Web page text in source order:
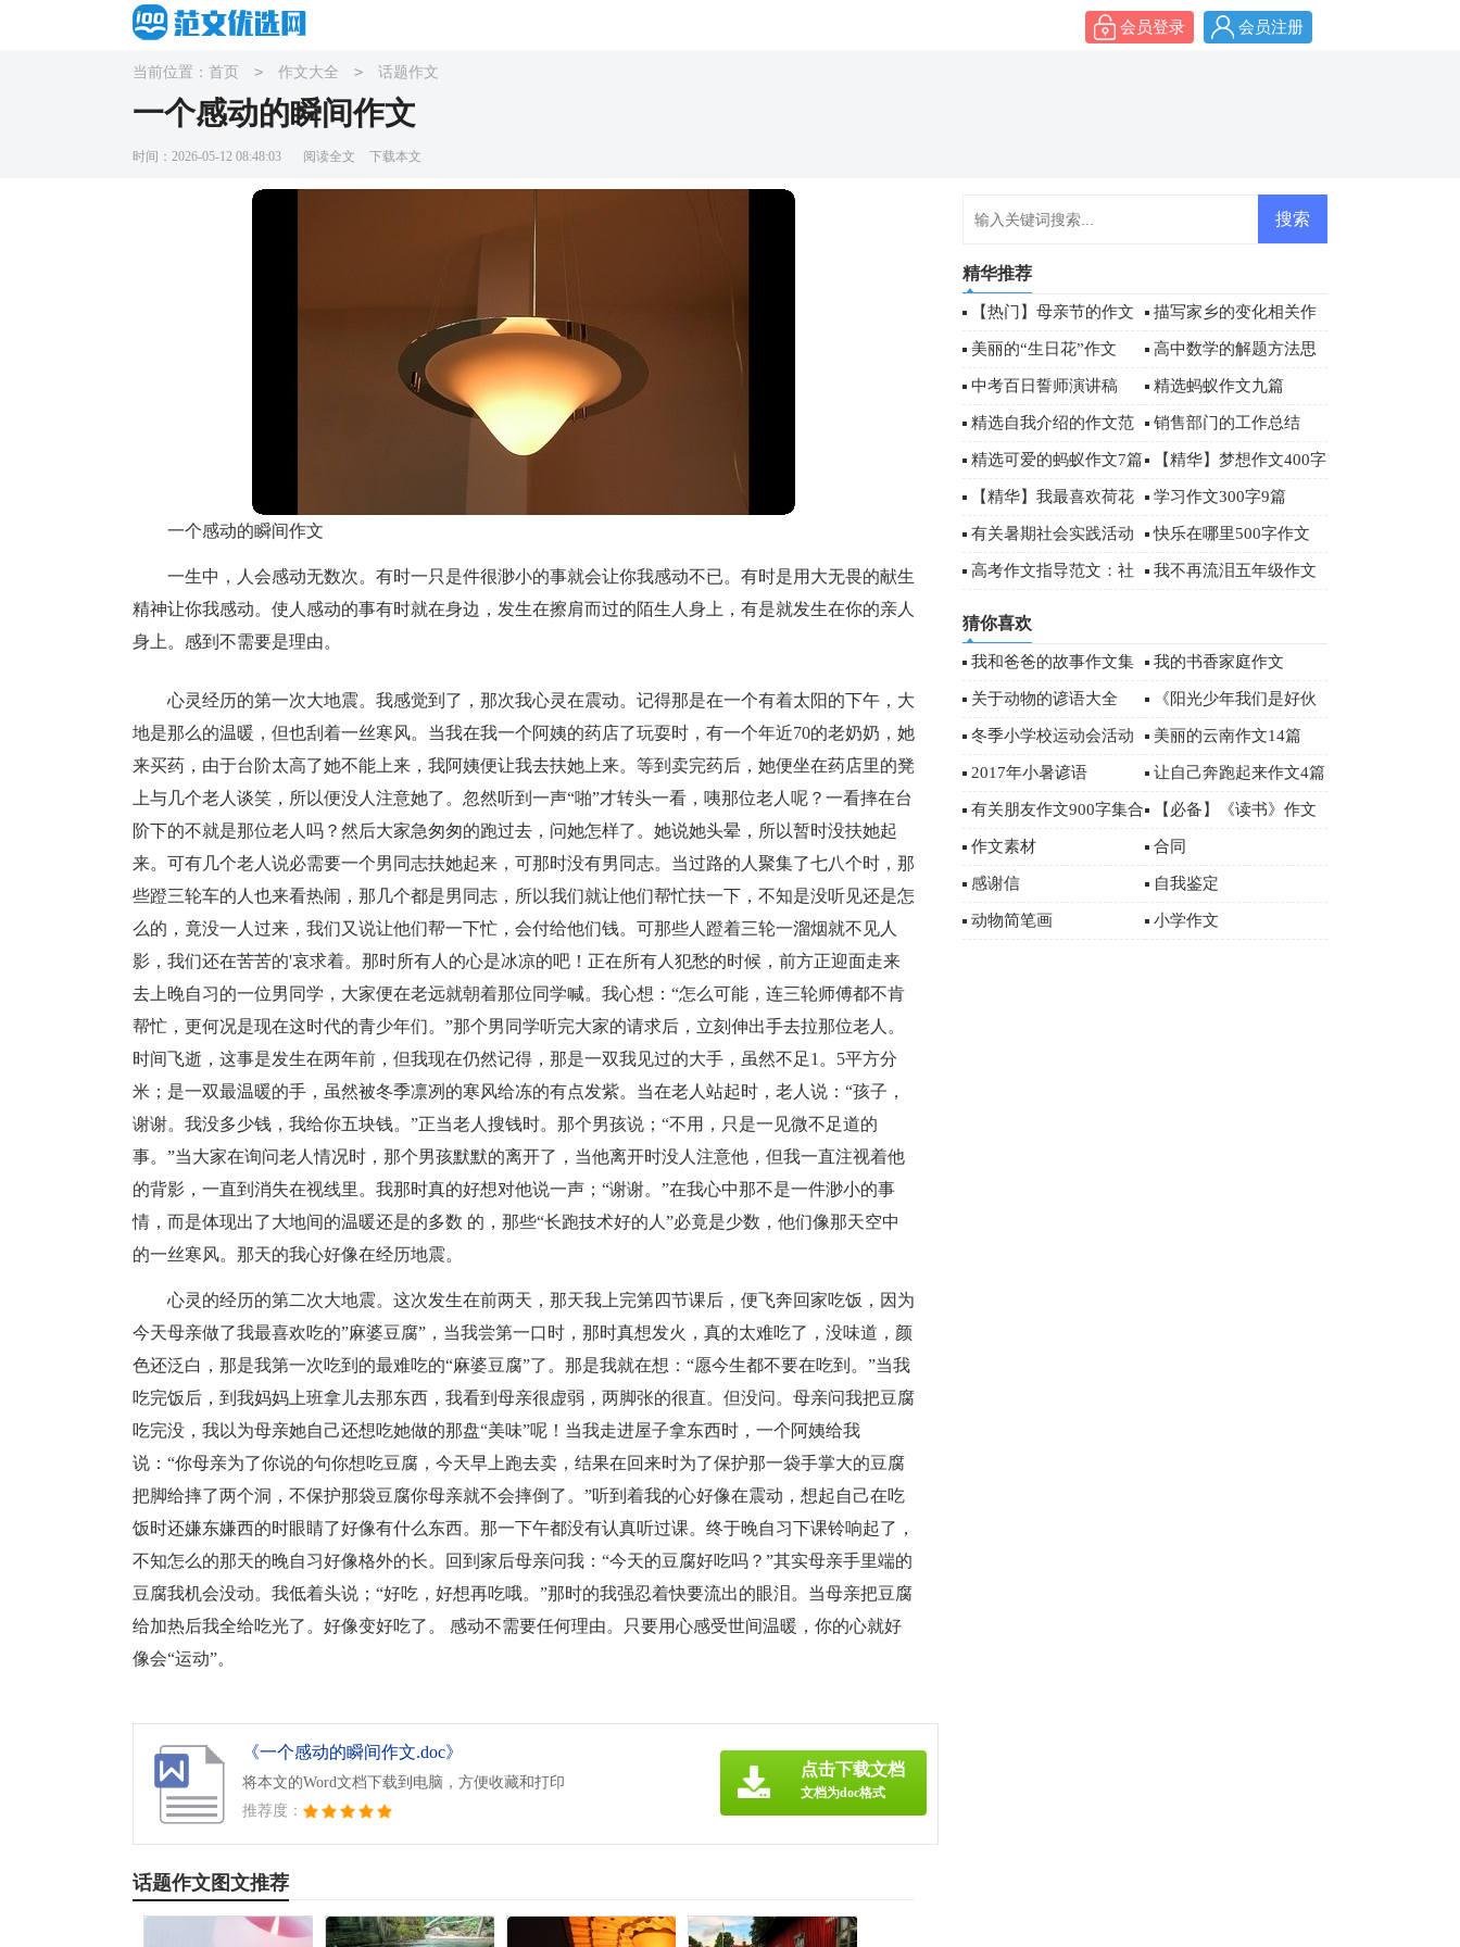
会员登录 会员注册
当前位置： 首页 > 作文大全 > 话题作文
一个感动的瞬间作文
时间：2026-05-12 08:48:03 阅读全文 下载本文
一个感动的瞬间作文
一生中，人会感动无数次。有时一只是件很渺小的事就会让你我感动不已。有时是用大无畏的献生
精神让你我感动。使人感动的事有时就在身边，发生在擦肩而过的陌生人身上，有是就发生在你的亲人
身上。感到不需要是理由。
心灵经历的第一次大地震。我感觉到了，那次我心灵在震动。记得那是在一个有着太阳的下午，大
地是那么的温暖，但也刮着一丝寒风。当我在我一个阿姨的药店了玩耍时，有一个年近70的老奶奶，她
来买药，由于台阶太高了她不能上来，我阿姨便让我去扶她上来。等到卖完药后，她便坐在药店里的凳
上与几个老人谈笑，所以便没人注意她了。忽然听到一声“啪”才转头一看，咦那位老人呢？一看摔在台
阶下的不就是那位老人吗？然后大家急匆匆的跑过去，问她怎样了。她说她头晕，所以暂时没扶她起
来。可有几个老人说必需要一个男同志扶她起来，可那时没有男同志。当过路的人聚集了七八个时，那
些蹬三轮车的人也来看热闹，那几个都是男同志，所以我们就让他们帮忙扶一下，不知是没听见还是怎
么的，竟没一人过来，我们又说让他们帮一下忙，会付给他们钱。可那些人蹬着三轮一溜烟就不见人
影，我们还在苦苦的'哀求着。那时所有人的心是冰凉的吧！正在所有人犯愁的时候，前方正迎面走来
去上晚自习的一位男同学，大家便在老远就朝着那位同学喊。我心想：“怎么可能，连三轮师傅都不肯
帮忙，更何况是现在这时代的青少年们。”那个男同学听完大家的请求后，立刻伸出手去拉那位老人。
时间飞逝，这事是发生在两年前，但我现在仍然记得，那是一双我见过的大手，虽然不足1。5平方分
米；是一双最温暖的手，虽然被冬季凛冽的寒风给冻的有点发紫。当在老人站起时，老人说：“孩子，
谢谢。我没多少钱，我给你五块钱。”正当老人搜钱时。那个男孩说；“不用，只是一见微不足道的
事。”当大家在询问老人情况时，那个男孩默默的离开了，当他离开时没人注意他，但我一直注视着他
的背影，一直到消失在视线里。我那时真的好想对他说一声；“谢谢。”在我心中那不是一件渺小的事
情，而是体现出了大地间的温暖还是的多数 的，那些“长跑技术好的人”必竟是少数，他们像那天空中
的一丝寒风。那天的我心好像在经历地震。
心灵的经历的第二次大地震。这次发生在前两天，那天我上完第四节课后，便飞奔回家吃饭，因为
今天母亲做了我最喜欢吃的”麻婆豆腐”，当我尝第一口时，那时真想发火，真的太难吃了，没味道，颜
色还泛白，那是我第一次吃到的最难吃的“麻婆豆腐”了。那是我就在想：“愿今生都不要在吃到。”当我
吃完饭后，到我妈妈上班拿儿去那东西，我看到母亲很虚弱，两脚张的很直。但没问。母亲问我把豆腐
吃完没，我以为母亲她自己还想吃她做的那盘“美味”呢！当我走进屋子拿东西时，一个阿姨给我
说：“你母亲为了你说的句你想吃豆腐，今天早上跑去卖，结果在回来时为了保护那一袋手掌大的豆腐
把脚给摔了两个洞，不保护那袋豆腐你母亲就不会摔倒了。”听到着我的心好像在震动，想起自己在吃
饭时还嫌东嫌西的时眼睛了好像有什么东西。那一下午都没有认真听过课。终于晚自习下课铃响起了，
不知怎么的那天的晚自习好像格外的长。回到家后母亲问我：“今天的豆腐好吃吗？”其实母亲手里端的
豆腐我机会没动。我低着头说；“好吃，好想再吃哦。”那时的我强忍着快要流出的眼泪。当母亲把豆腐
给加热后我全给吃光了。好像变好吃了。 感动不需要任何理由。只要用心感受世间温暖，你的心就好
像会“运动”。
《一个感动的瞬间作文.doc》
将本文的Word文档下载到电脑，方便收藏和打印
推荐度：
点击下载文档
文档为doc格式
话题作文图文推荐
精华推荐
【热门】母亲节的作文
汇总7篇
描写家乡的变化相关作
文
美丽的“生日花”作文 高中数学的解题方法思
想
中考百日誓师演讲稿
【荐】
精选蚂蚁作文九篇
精选自我介绍的作文范
文
销售部门的工作总结
精选可爱的蚂蚁作文7篇 【精华】梦想作文400字
3篇
【精华】我最喜欢荷花
作文4篇
学习作文300字9篇
有关暑期社会实践活动
总结
快乐在哪里500字作文
高考作文指导范文：社 我不再流泪五年级作文
猜你喜欢
我和爸爸的故事作文集
锦15篇
我的书香家庭作文
关于动物的谚语大全 《阳光少年我们是好伙
伴》优秀作文
冬季小学校运动会活动
总结范文（通用5篇）
美丽的云南作文14篇
2017年小暑谚语 让自己奔跑起来作文4篇
有关朋友作文900字集合
五篇
【必备】《读书》作文
500字汇编五篇
作文素材 合同
感谢信 自我鉴定
动物简笔画 小学作文